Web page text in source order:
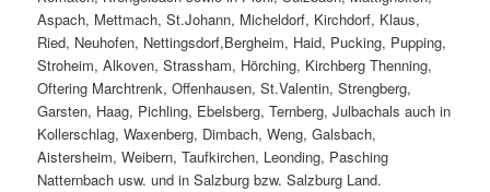
Aspach, Mettmach, St.Johann, Micheldorf, Kirchdorf, Klaus,
Ried, Neuhofen, Nettingsdorf,Bergheim, Haid, Pucking, Pupping,
Stroheim, Alkoven, Strassham, Hörching, Kirchberg Thenning,
Oftering Marchtrenk, Offenhausen, St.Valentin, Strengberg,
Garsten, Haag, Pichling, Ebelsberg, Ternberg, Julbachals auch in
Kollerschlag, Waxenberg, Dimbach, Weng, Galsbach,
Aistersheim, Weibern, Taufkirchen, Leonding, Pasching
Natternbach usw. und in Salzburg bzw. Salzburg Land.